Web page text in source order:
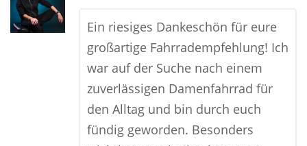
Ein riesiges Dankeschön für eure
großartige Fahrradempfehlung! Ich
war auf der Suche nach einem
zuverlässigen Damenfahrrad für
den Alltag und bin durch euch
fündig geworden. Besonders